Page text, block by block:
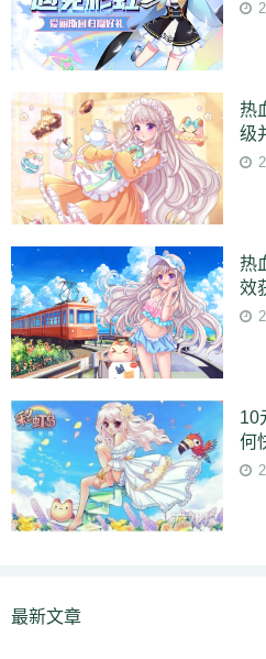
热
级
热
效
10
何
最新文章